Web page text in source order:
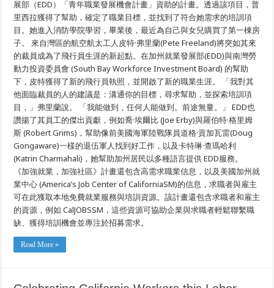
動
力
資
源
與
功
案
例
展部（EDD）「青年職業發展機會計畫」資助的計畫。透過該項目，普
里西拉獲得了幫助，確定了職業目標，並找到了符合她需求的培訓項
目。她進入消防學院學習，畢業後，最近為自己與女兒購買了第一棟房
子。 來自灣區的航空航太工人皮特·弗里蘭(Pete Freeland)將突如其來
的裁員成為了飛行員生涯的新起點。在加州就業發展部(EDD)與南灣勞
動力投資委員會 (South Bay Workforce Investment Board) 的幫助
下，皮特獲得了新的飛行員執照，並開啟了新的職業生涯。 「我對其
他面臨裁員的人的建議是：溝通你的目標，尋求幫助，並探索培訓項
目，」弗里蘭說。 「我能做到，任何人能做到。前途無量。」 EDD也
讚揚了其員工的傑出貢獻，例如喬·埃爾比 (Joe Erby)與羅伯特·格里姆
斯 (Robert Grims)，幫助像前美國海軍陸戰隊員道格·貢加瓦雷(Doug
Gongaware)一樣的退伍軍人找到好工作，以及卡特琳·查瑪哈利
(Katrin Charmahali)，她幫助加州居民以多種語言提供 EDD服務。
《加強就業，加強社區》計畫還包含高需求職業信息，以及美國加州就
業中心 (America’s Job Center of CaliforniaSM)的信息，求職者與雇主
可在此獲取本地免費就業服務與培訓資源。該計畫還包含求職者和雇主
的資源，例如 CalJOBSSM，這些資源可協助企業與求職者輕鬆聯繫職
缺、獲得培訓機會並專注於招募需求。
Read More »